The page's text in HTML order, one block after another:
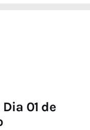
01 de